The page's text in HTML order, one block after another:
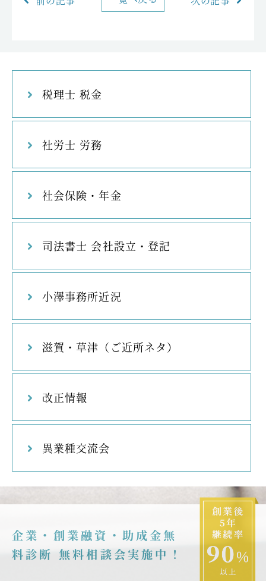
税理士 税金
社労士 労務
社会保険・年金
司法書士 会社設立・登記
小澤事務所近況
滋賀・草津（ご近所ネタ）
改正情報
異業種交流会
企業・創業融資・助成金無
料診断 無料相談会実施中！